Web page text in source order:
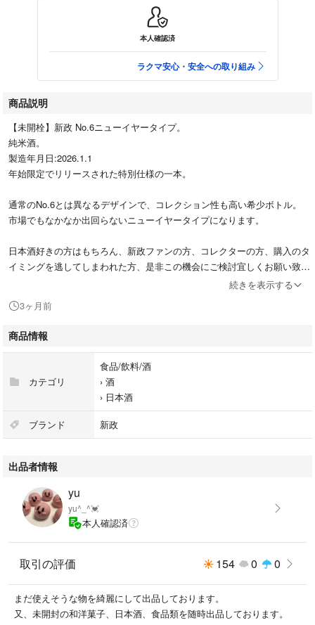
本人確認済
ラクマ安心・安全への取り組み
商品説明
【未開栓】新政 No.6ニューイヤータイプ。
純米酒。
製造年月日:2026.1.1
年始限定でリリースされた特別仕様の一本。
通常のNo.6とは異なるデザインで、コレクション性も高い希少ボトル。
市場でもなかなか出回らないニューイヤータイプになります。
日本酒好きの方はもちろん、新政ファンの方、コレクターの方、購入のタ
イミングを逃してしまわれた方、是非この機会にご検討宜しくお願い致し
セーラで大切に保管しております☺️
生酒につき賞味期限が記載されていますが、未開栓で冷蔵保存している為
劣化は無いと思いますが製造から数ヶ月経過している為アウトレットとい
うかたちで出品させて頂きます。
🚚日本酒専用の箱に入れてクール便で発送致します。
購入後も冷蔵保存して頂き開栓後はお早めにお召し上がりください。
ご検討頂ける方コメント宜しくお願い致します=(^.^)=
#新政
#希少日本酒
#アウトレット分類品
続きを表示する
3ヶ月前
商品情報
カテゴリ
食品/飲料/酒
› 酒
› 日本酒
ブランド 新政
出品者情報
yu
yu^_^💓
本人確認済
取引の評価 154 0 0
まだ使えそうな物を綺麗にして出品しております。
又、未開封の和洋菓子、日本酒、食品類を随時出品しております。